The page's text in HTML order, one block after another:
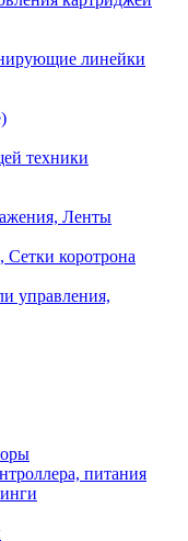
линейки
техники
Ленты
коротрона
управления,
питания